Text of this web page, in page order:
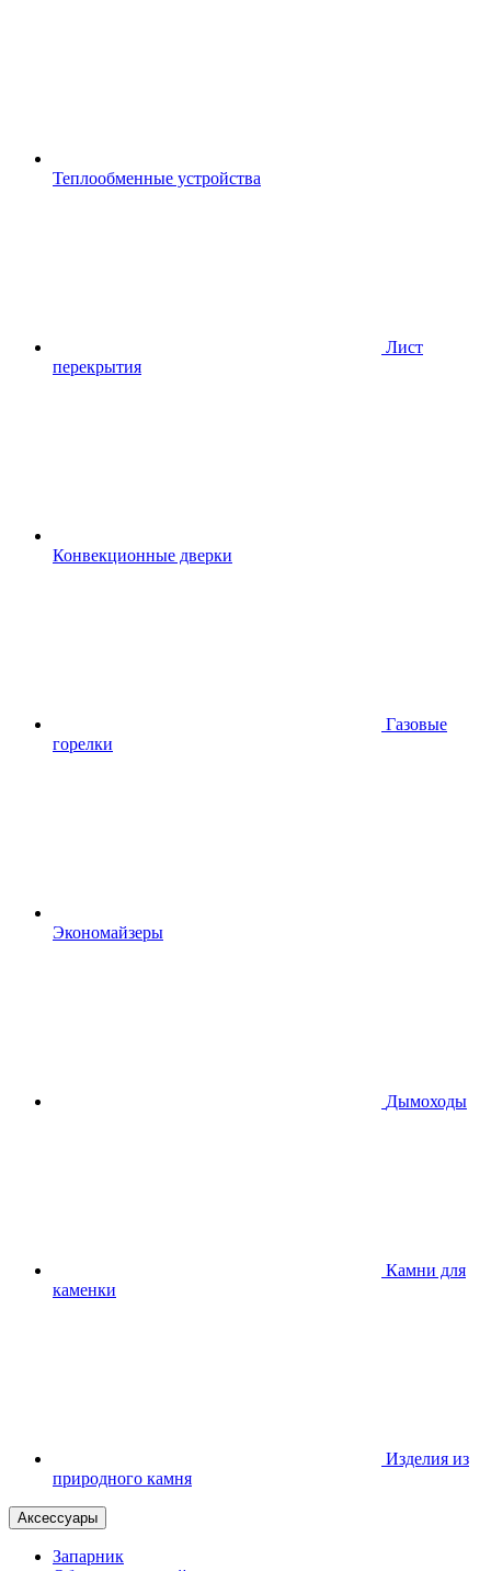
Теплообменные устройства
Лист
перекрытия
Конвекционные дверки
Газовые
горелки
Экономайзеры
Дымоходы
Камни для
каменки
Изделия из
природного камня
Аксессуары
Запарник